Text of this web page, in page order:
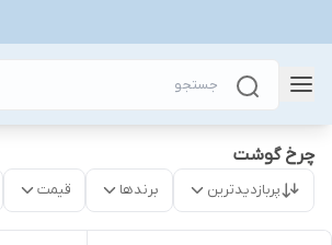
چرخ گوشت
پربازدیدترین برندها قیمت